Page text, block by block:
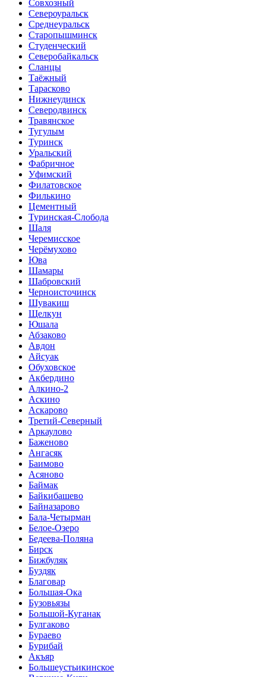
Совхозный
Североуральск
Среднеуральск
Старопышминск
Студенческий
Северобайкальск
Сланцы
Таёжный
Тарасково
Нижнеудинск
Северодвинск
Травянское
Тугулым
Туринск
Уральский
Фабричное
Уфимский
Филатовское
Филькино
Цементный
Туринская-Слобода
Шаля
Черемисское
Черёмухово
Юва
Шамары
Шабровский
Черноисточинск
Шувакиш
Щелкун
Юшала
Абзаково
Авдон
Айсуак
Обуховское
Акбердино
Алкино-2
Аскино
Аскарово
Третий-Северный
Аркаулово
Баженово
Ангасяк
Баимово
Асяново
Баймак
Байкибашево
Байназарово
Бала-Четырман
Белое-Озеро
Бедеева-Поляна
Бирск
Бижбуляк
Буздяк
Благовар
Большая-Ока
Бузовьязы
Большой-Куганак
Булгаково
Бураево
Бурибай
Акъяр
Большеустьикинское